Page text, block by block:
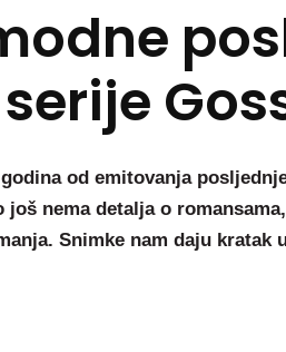
od emitovanja
još nema detalja o
Snimke nam daju